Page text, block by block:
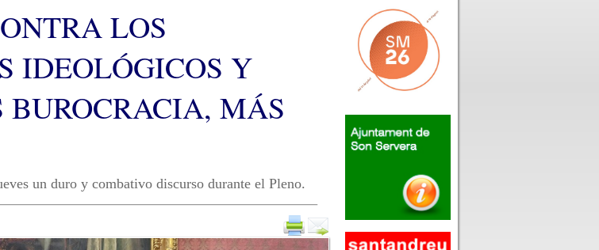
LOS
IDEOLÓGICOS Y
MÁS
un duro y combativo discurso durante el Pleno.